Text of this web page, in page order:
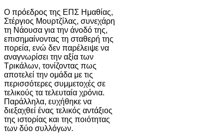
Ο πρόεδρος της ΕΠΣ Ημαθίας,
Στέργιος Μουρτζίλας, συνεχάρη
τη Νάουσα για την άνοδό της,
επισημαίνοντας τη σταθερή της
πορεία, ενώ δεν παρέλειψε να
αναγνωρίσει την αξία των
Τρικάλων, τονίζοντας πως
αποτελεί την ομάδα με τις
περισσότερες συμμετοχές σε
τελικούς τα τελευταία χρόνια.
Παράλληλα, ευχήθηκε να
διεξαχθεί ένας τελικός αντάξιος
της ιστορίας και της ποιότητας
των δύο συλλόγων.